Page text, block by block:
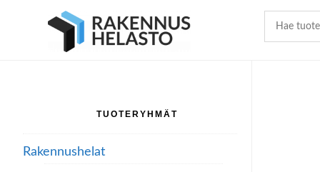
pääsisältöön
ensisijaiseen
alatunnisteeseen
Ensisijainen
sivupalkki
TUOTERYHMÄT
Rakennushelat